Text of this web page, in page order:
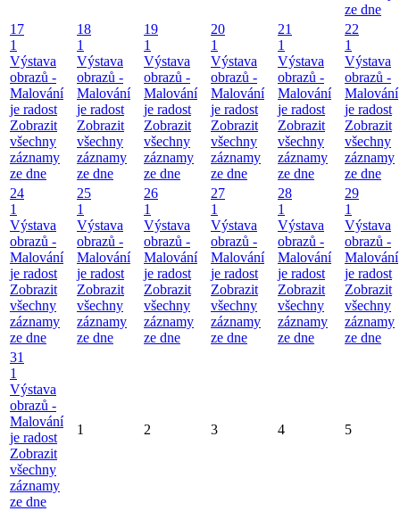
ze dne
17
1
Výstava
obrazů -
Malování
je radost
Zobrazit
všechny
záznamy
ze dne
18
1
Výstava
obrazů -
Malování
je radost
Zobrazit
všechny
záznamy
ze dne
19
1
Výstava
obrazů -
Malování
je radost
Zobrazit
všechny
záznamy
ze dne
20
1
Výstava
obrazů -
Malování
je radost
Zobrazit
všechny
záznamy
ze dne
21
1
Výstava
obrazů -
Malování
je radost
Zobrazit
všechny
záznamy
ze dne
22
1
Výstava
obrazů -
Malování
je radost
Zobrazit
všechny
záznamy
ze dne
24
1
Výstava
obrazů -
Malování
je radost
Zobrazit
všechny
záznamy
ze dne
25
1
Výstava
obrazů -
Malování
je radost
Zobrazit
všechny
záznamy
ze dne
26
1
Výstava
obrazů -
Malování
je radost
Zobrazit
všechny
záznamy
ze dne
27
1
Výstava
obrazů -
Malování
je radost
Zobrazit
všechny
záznamy
ze dne
28
1
Výstava
obrazů -
Malování
je radost
Zobrazit
všechny
záznamy
ze dne
29
1
Výstava
obrazů -
Malování
je radost
Zobrazit
všechny
záznamy
ze dne
31
1
Výstava
obrazů -
Malování
je radost
Zobrazit
všechny
záznamy
ze dne
1 2 3 4 5